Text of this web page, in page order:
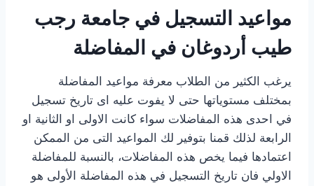
مواعيد التسجيل في جامعة رجب
طيب أردوغان في المفاضلة
يرغب الكثير من الطلاب معرفة مواعيد المفاضلة
بمختلف مستوياتها حتى لا يفوت عليه اى تاريخ تسجيل
في احدى هذه المفاضلات سواء كانت الاولى او الثانية او
الرابعة لذلك قمنا بتوفير لك المواعيد التى من الممكن
اعتمادها فيما يخص هذه المفاضلات، بالنسبة للمفاضلة
الاولي فان تاريخ التسجيل في هذه المفاضلة الأولى هو